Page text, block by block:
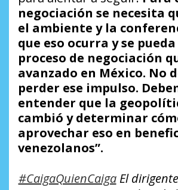
negociación se necesita
el ambiente y la
que eso ocurra y se
proceso de negociación
avanzado en México. No
perder ese impulso.
entender que la
cambió y determinar
aprovechar eso en
venezolanos”.
#CaigaQuienCaigaEl